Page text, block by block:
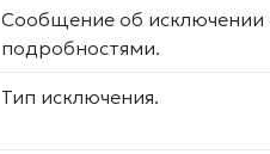
Cообщение об исключении
подробностями.
Тип исключения.